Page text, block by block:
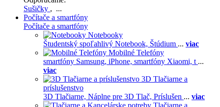
Sušičky , ...
Počítače a smartfóny
Počítače a smartfóny
Notebooky
Študentský spoľahlivý Notebook, Štúdium ... viac
Mobilné Telefóny
smartfóny Samsung, iPhone, smartfóny Xiaomi, t ...
viac
3D Tlačiarne a
príslušenstvo
3D Tlačiarne, Náplne pre 3D Tlač, Príslušen ... viac
Tlačiarne a